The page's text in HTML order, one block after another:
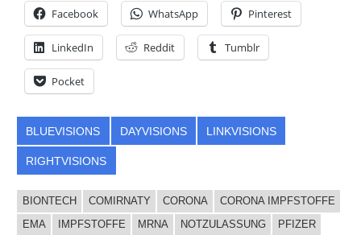
Facebook WhatsApp Pinterest
LinkedIn Reddit Tumblr
Pocket
BLUEVISIONS DAYVISIONS LINKVISIONS
RIGHTVISIONS
BIONTECH COMIRNATY CORONA
CORONA IMPFSTOFFE
EMA
IMPFSTOFFE MRNA NOTZULASSUNG
PFIZER